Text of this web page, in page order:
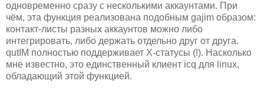
одновременно сразу с несколькими аккаунтами. При
чём, эта функция реализована подобным gajim образом:
контакт-листы разных аккаунтов можно либо
интегрировать, либо держать отдельно друг от друга.
qutIM полностью поддерживает X-статусы (!). Насколько
мне известно, это единственный клиент icq для linux,
обладающий этой функцией.